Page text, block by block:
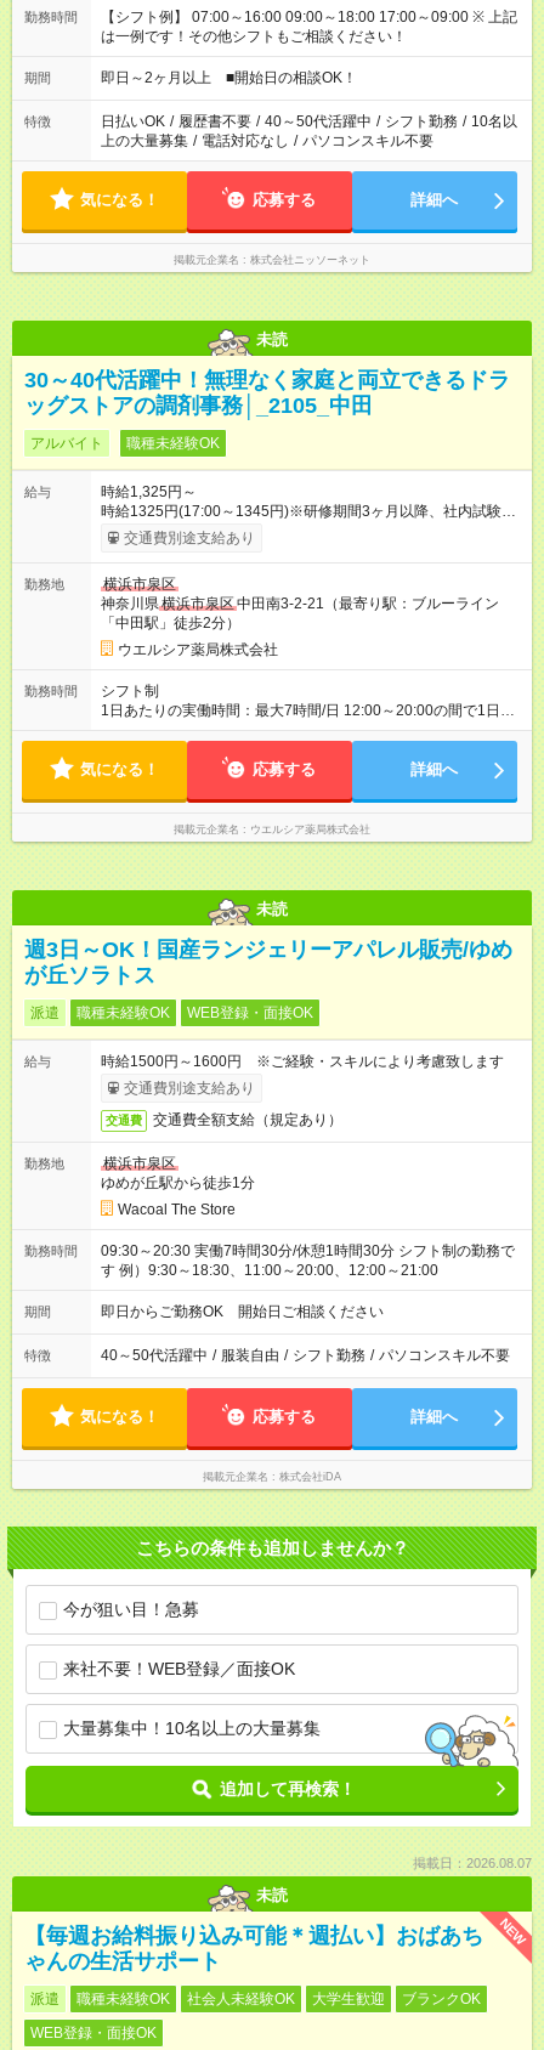
勤務時間
【シフト例】 07:00～16:00 09:00～18:00 17:00～09:00 ※ 上記
は一例です！その他シフトもご相談ください！
期間 即日～2ヶ月以上 ■開始日の相談OK！
特徴 日払いOK / 履歴書不要 / 40～50代活躍中 / シフト勤務 / 10名以
上の大量募集 / 電話対応なし / パソコンスキル不要
気になる！ 応募する 詳細へ
掲載元企業名 株式会社ニッソーネット
未読
30～40代活躍中！無理なく家庭と両立できるドラ
ッグストアの調剤事務│_2105_中田
アルバイト 職種未経験OK
給与
時給1,325円～
時給1325円(17:00～1345円)※研修期間3ヶ月以降、社内試験に
よる更新判定あり 社内試験合格後、時給＋50～100円の昇給あ
り （大学生は＋20円） 試用期間あり：入社日から3ヶ月間／本
間の長さ：3ヶ月 雇用形態、給与は本採用時と同じです。
交通費別途支給あり
勤務地
横浜市泉区
神奈川県横浜市泉区中田南3-2-21（最寄り駅：ブルーライン
「中田駅」徒歩2分）
ウエルシア薬局株式会社
勤務時間
シフト制
1日あたりの実働時間：最大7時間/日 12:00～20:00の間で1日7
時間の勤務 ☆週2～4日の勤務 ※勤務曜日応相談 ☆未経験・無資
気になる！ 応募する 詳細へ
掲載元企業名 ウエルシア薬局株式会社
未読
週3日～OK！国産ランジェリーアパレル販売/ゆめ
が丘ソラトス
派遣 職種未経験OK WEB登録・面接OK
給与
時給1500円～1600円 ※ご経験・スキルにより考慮致します
交通費別途支給あり
交通費 交通費全額支給（規定あり）
勤務地
横浜市泉区
ゆめが丘駅から徒歩1分
Wacoal The Store
勤務時間
09:30～20:30 実働7時間30分/休憩1時間30分 シフト制の勤務で
す 例）9:30～18:30、11:00～20:00、12:00～21:00
期間 即日からご勤務OK 開始日ご相談ください
特徴 40～50代活躍中 / 服装自由 / シフト勤務 / パソコンスキル不要
気になる！ 応募する 詳細へ
掲載元企業名 株式会社iDA
こちらの条件も追加しませんか？
今が狙い目！急募
来社不要！WEB登録／面接OK
大量募集中！10名以上の大量募集
追加して再検索！
掲載日：2026.08.07
未読
NEW
【毎週お給料振り込み可能＊週払い】おばあち
ゃんの生活サポート
派遣 職種未経験OK 社会人未経験OK 大学生歓迎
ブランクOK
WEB登録・面接OK